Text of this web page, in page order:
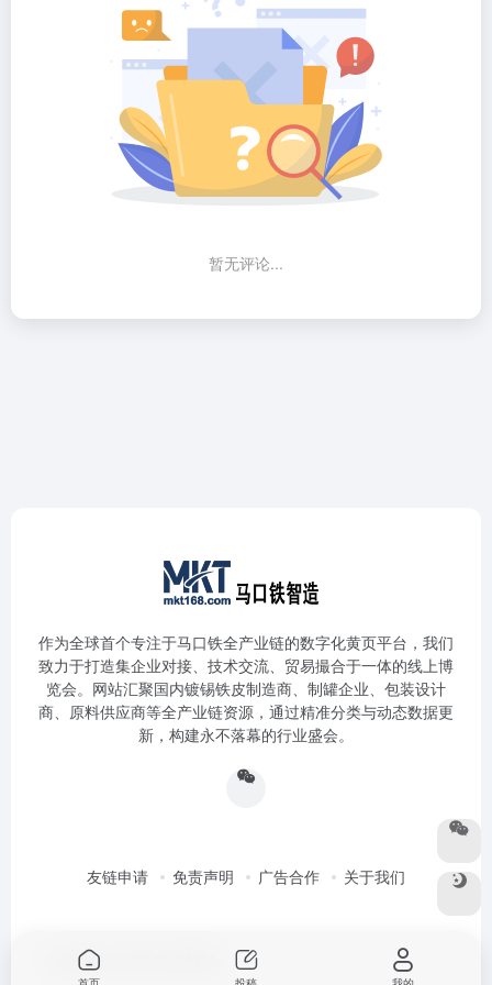
暂无评论...
作为全球首个专注于马口铁全产业链的数字化黄页平台，我们
致力于打造集企业对接、技术交流、贸易撮合于一体的线上博
览会。网站汇聚国内镀锡铁皮制造商、制罐企业、包装设计
商、原料供应商等全产业链资源，通过精准分类与动态数据更
新，构建永不落幕的行业盛会。
友链申请 免责声明 广告合作 关于我们
Copyright © 2026